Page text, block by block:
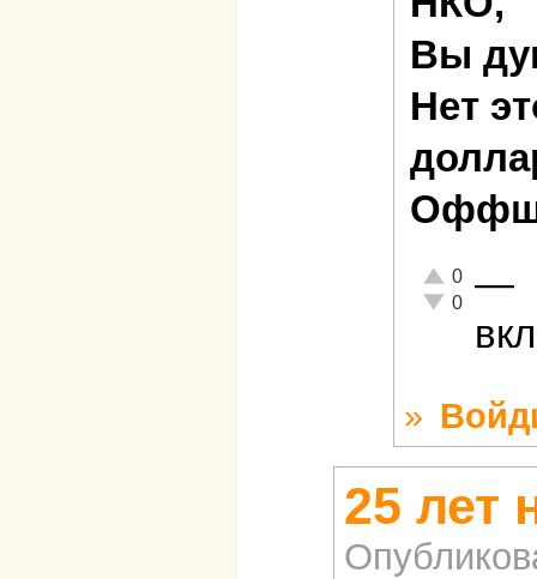
Вы
Нет
Отлично!
0
Неадекватно!
0 —
»
25 лет